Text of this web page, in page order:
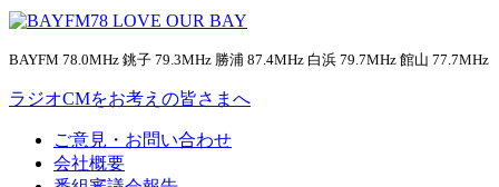
BAYFM 78.0MHz 銚子 79.3MHz 勝浦 87.4MHz 白浜 79.7MHz 館山 77.7MHz
ラジオCMをお考えの皆さまへ
ご意見・お問い合わせ
会社概要